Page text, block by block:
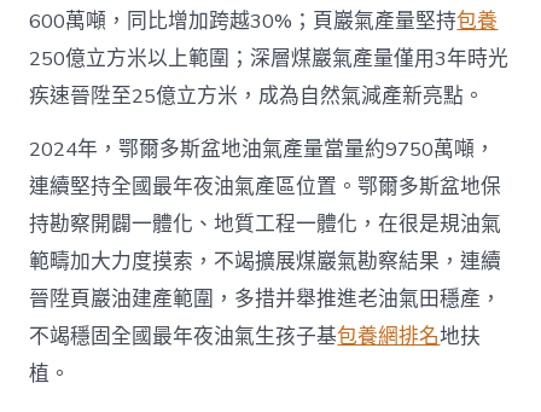
600萬噸，同比增加跨越30%；頁巖氣產量堅持包養
250億立方米以上範圍；深層煤巖氣產量僅用3年時光
疾速晉陞至25億立方米，成為自然氣減產新亮點。
2024年，鄂爾多斯盆地油氣產量當量約9750萬噸，
連續堅持全國最年夜油氣產區位置。鄂爾多斯盆地保
持勘察開闢一體化、地質工程一體化，在很是規油氣
範疇加大力度摸索，不竭擴展煤巖氣勘察結果，連續
晉陞頁巖油建產範圍，多措并舉推進老油氣田穩產，
不竭穩固全國最年夜油氣生孩子基包養網排名地扶
植。